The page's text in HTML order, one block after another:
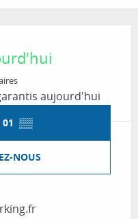
aujourd'hui
▒▒
NOUS